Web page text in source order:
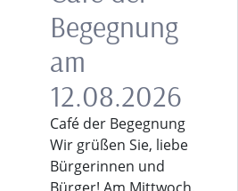
Begegnung
am
12.08.2026
Café der Begegnung
Wir grüßen Sie, liebe
Bürgerinnen und